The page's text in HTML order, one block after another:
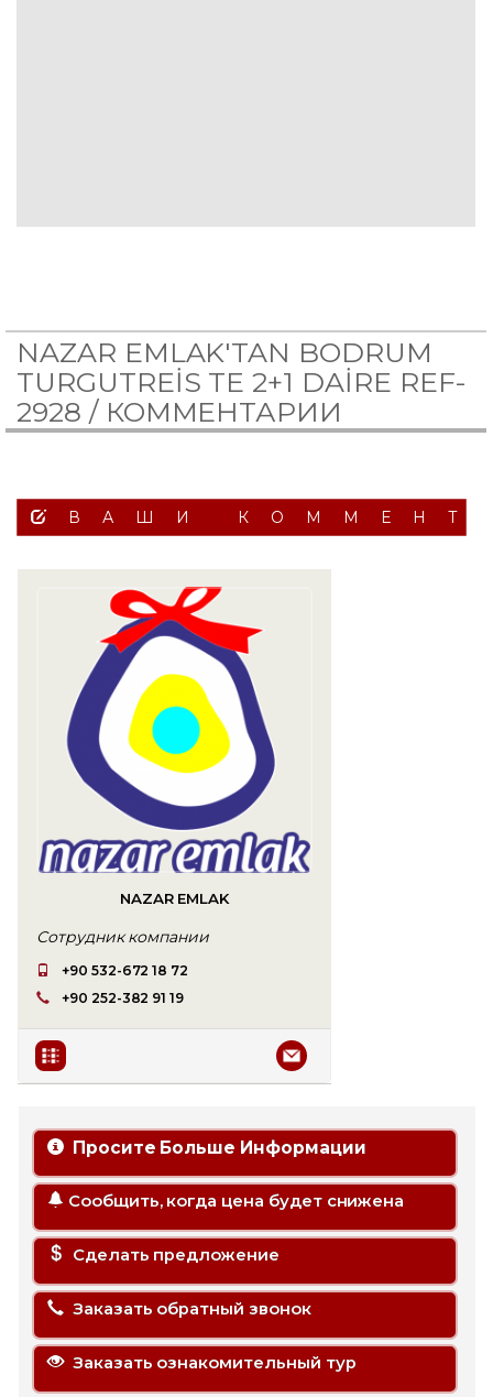
NAZAR EMLAK'TAN BODRUM
TURGUTREİS TE 2+1 DAİRE REF-
2928 / КОММЕНТАРИИ
ВАШИ
NAZAR EMLAK
Сотрудник компании
+90 532-672 18 72
+90 252-382 91 19
Просите Больше Информации
Сообщить, когда цена будет снижена
Сделать предложение
Заказать обратный звонок
Заказать ознакомительный тур